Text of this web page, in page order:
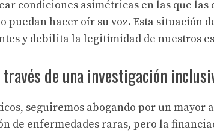
condiciones asimétricas en las que
puedan hacer oír su voz. Esta situación
y debilita la legitimidad de nuestros
través de una investigación
seguiremos abogando por un mayor
de enfermedades raras, pero la